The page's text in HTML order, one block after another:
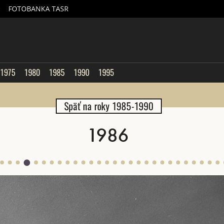
FOTOBANKA TASR
1975 1980 1985 1990 1995
Späť na roky 1985-1990
1986